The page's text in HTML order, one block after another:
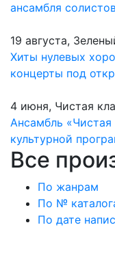
ансамбля
19 августа,
Хиты нулевых
концерты под
4 июня, Чистая
Ансамбль
культурной
Все
По жанрам
По №
По дате